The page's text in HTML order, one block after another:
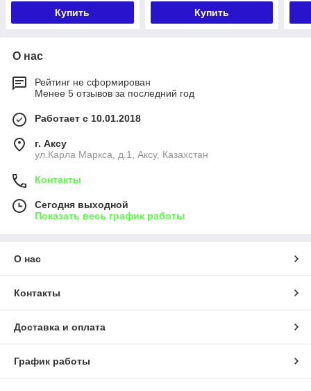
Купить Купить
О нас
Рейтинг не сформирован
Менее 5 отзывов за последний год
Работает с 10.01.2018
г. Аксу
ул.Карла Маркса, д.1, Аксу, Казахстан
Контакты
Сегодня выходной
Показать весь график работы
О нас
Контакты
Доставка и оплата
График работы